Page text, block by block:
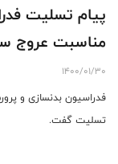
پیام تسلیت
مناسبت عروج
1400/01/30
فدراسیون بدنسازی و
تسلیت گفت.